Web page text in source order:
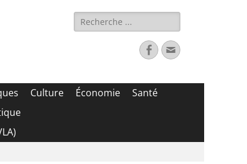
Rechercher :
FacebookAdresse
de
Culture Économie
Santé